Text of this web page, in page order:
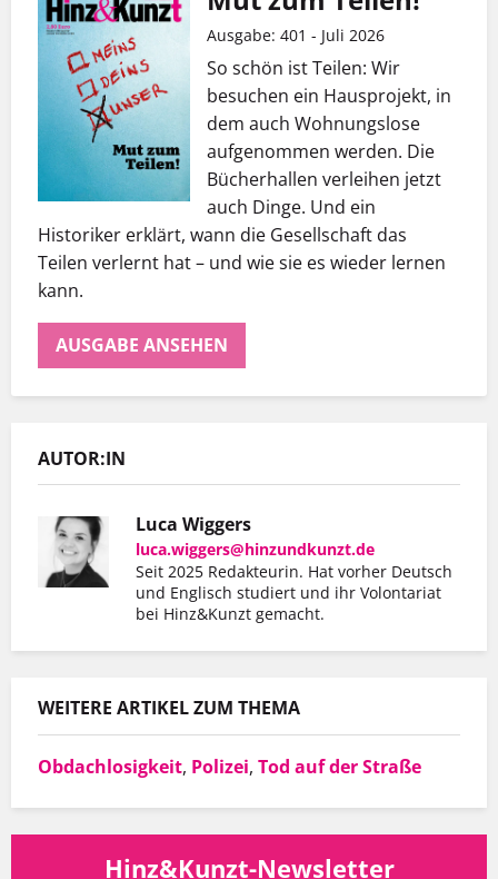
Ausgabe: 401 - Juli 2026
So schön ist Teilen: Wir
besuchen ein Hausprojekt, in
dem auch Wohnungslose
aufgenommen werden. Die
Bücherhallen verleihen jetzt
auch Dinge. Und ein
Historiker erklärt, wann die Gesellschaft das
Teilen verlernt hat – und wie sie es wieder lernen
kann.
AUSGABE ANSEHEN
AUTOR:IN
Luca Wiggers
luca.wiggers@hinzundkunzt.de
Seit 2025 Redakteurin. Hat vorher Deutsch
und Englisch studiert und ihr Volontariat
bei Hinz&Kunzt gemacht.
WEITERE ARTIKEL ZUM THEMA
Obdachlosigkeit, Polizei, Tod auf der Straße
Hinz&Kunzt-Newsletter